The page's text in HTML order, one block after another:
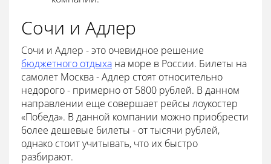
Сочи и Адлер
Сочи и Адлер - это очевидное решение
бюджетного отдыха на море в России. Билеты на
самолет Москва - Адлер стоят относительно
недорого - примерно от 5800 рублей. В данном
направлении еще совершает рейсы лоукостер
«Победа». В данной компании можно приобрести
более дешевые билеты - от тысячи рублей,
однако стоит учитывать, что их быстро
разбирают.